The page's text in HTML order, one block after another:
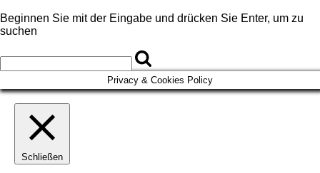
Beginnen Sie mit der Eingabe und drücken Sie Enter, um zu
suchen
Privacy & Cookies Policy
Schließen